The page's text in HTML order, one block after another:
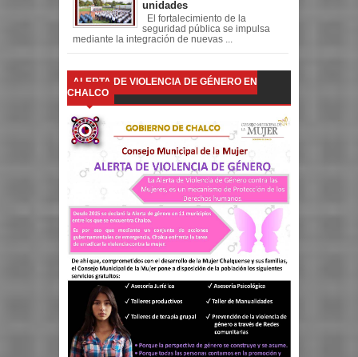
unidades
El fortalecimiento de la
seguridad pública se impulsa
mediante la integración de nuevas ...
ALERTA DE VIOLENCIA DE GÉNERO EN
CHALCO